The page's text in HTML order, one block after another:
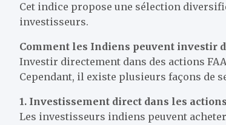
Cet indice propose une sélection
investisseurs.
Comment les Indiens peuvent investir
Investir directement dans des actions
Cependant, il existe plusieurs façons de
1. Investissement direct dans les
Les investisseurs indiens peuvent acheter